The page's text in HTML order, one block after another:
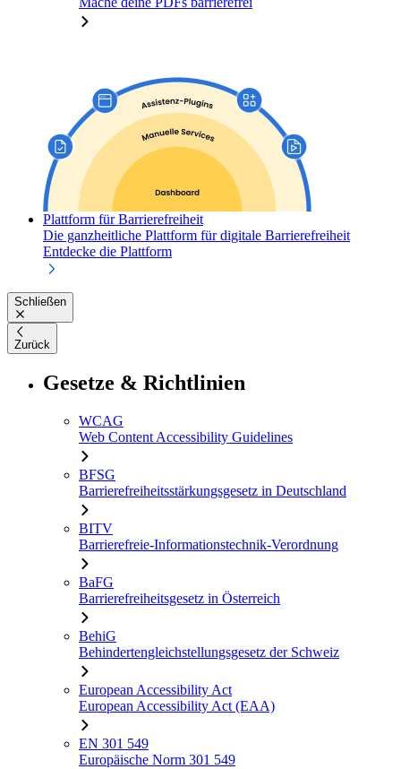
Plattform für Barrierefreiheit
Die ganzheitliche Plattform für digitale Barrierefreiheit
Entdecke die Plattform
Schließen
Zurück
Gesetze & Richtlinien
WCAG
Web Content Accessibility Guidelines
BFSG
Barrierefreiheitsstärkungsgesetz in Deutschland
BITV
Barrierefreie-Informationstechnik-Verordnung
BaFG
Barrierefreiheitsgesetz in Österreich
BehiG
Behindertengleichstellungsgesetz der Schweiz
European Accessibility Act
European Accessibility Act (EAA)
EN 301 549
Europäische Norm 301 549